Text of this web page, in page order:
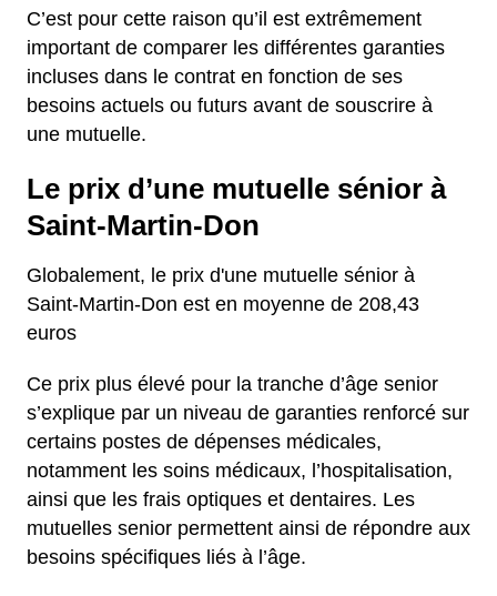
C’est pour cette raison qu’il est extrêmement
important de comparer les différentes garanties
incluses dans le contrat en fonction de ses
besoins actuels ou futurs avant de souscrire à
une mutuelle.
Le prix d’une mutuelle sénior à
Saint-Martin-Don
Globalement, le prix d'une mutuelle sénior à
Saint-Martin-Don est en moyenne de 208,43
euros
Ce prix plus élevé pour la tranche d’âge senior
s’explique par un niveau de garanties renforcé sur
certains postes de dépenses médicales,
notamment les soins médicaux, l’hospitalisation,
ainsi que les frais optiques et dentaires. Les
mutuelles senior permettent ainsi de répondre aux
besoins spécifiques liés à l’âge.